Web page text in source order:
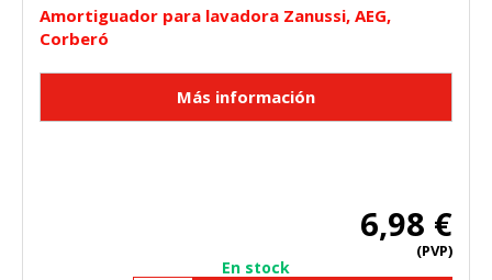
Amortiguador para lavadora Zanussi, AEG,
Corberó
6,98 €
(PVP)
En stock